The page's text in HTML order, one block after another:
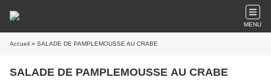
MENU
Accueil » SALADE DE PAMPLEMOUSSE AU CRABE
SALADE DE PAMPLEMOUSSE AU CRABE